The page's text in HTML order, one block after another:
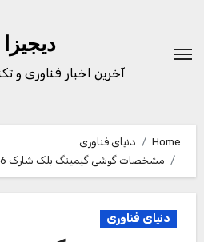
content
دیجیزا
آخرین اخبار فناوری و
Home
دنیای فناوری
مشخصات گوشی گیمینگ بلک شارک 6 شیائومی افشا شد
دنیای فناوری